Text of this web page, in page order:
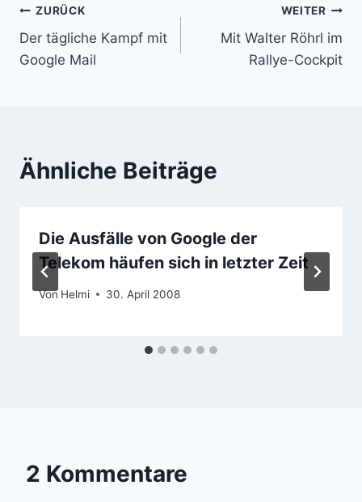
Beitragsnavigation
ZURÜCK
Der tägliche Kampf mit
Google Mail
WEITER
Mit Walter Röhrl im
Rallye-Cockpit
Ähnliche Beiträge
Die Ausfälle von Google der
Telekom häufen sich in letzter Zeit
Von Helmi 30. April 2008
2 Kommentare